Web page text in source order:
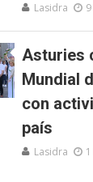
Lasidra
Asturies
Mundial
con
país
Lasidra